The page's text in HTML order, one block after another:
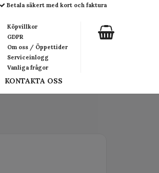
Betala säkert med kort och faktura
Köpvillkor
GDPR
Om oss / Öppettider
Serviceinlogg
Vanliga frågor
KONTAKTA OSS